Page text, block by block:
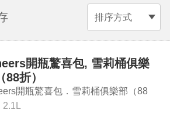
排序方式
開瓶驚喜包, 雪莉桶俱樂
88折）
開瓶驚喜包．雪莉桶俱樂部（88
2.1L